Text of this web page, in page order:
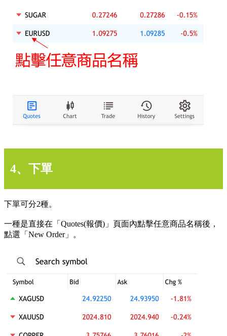
4、下單
下單可分2種。
一種是直接在「Quotes(報價)」頁面內點擊任意商品名稱後，
點選「New Order」。